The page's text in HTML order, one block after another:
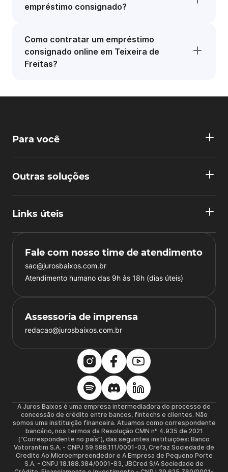
empréstimo consignado?
Como contratar um empréstimo
consignado online em Teixeira de
Freitas?
Para você
Outras soluções
Links úteis
Fale com nosso time de atendimento
sac@jurosbaixos.com.br
Atendimento humano das 9h às 18h (dias úteis)
Assessoria de imprensa
redacao@jurosbaixos.com.br
A Juros Baixos é uma empresa intermediadora do processo de
concessão de crédito entre bancos, fintechs e clientes. Não
somos uma instituição financeira. Atuamos como correspondente
bancário, nos termos da Resolução CMN nº 4.935 de 2021
(“Correspondente no país”), das seguintes instituições: Banco
Votorantim S.A. - CNPJ 59.588.111/0001-03, Crefaz Sociedade de
Credito Ao Microempreendedor e A Empresa de Pequeno Porte
S.A. - CNPJ 18.188.384/0001-83, JBCred S/A Sociedade de